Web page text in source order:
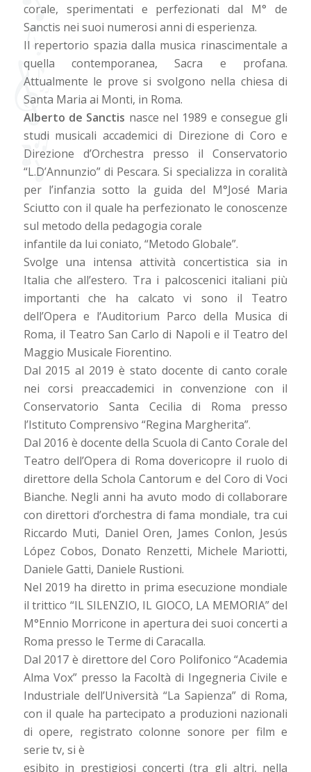
corale, sperimentati e perfezionati dal M° de
Sanctis nei suoi numerosi anni di esperienza.
Il repertorio spazia dalla musica rinascimentale a
quella contemporanea, Sacra e profana.
Attualmente le prove si svolgono nella chiesa di
Santa Maria ai Monti, in Roma.
Alberto de Sanctis nasce nel 1989 e consegue gli
studi musicali accademici di Direzione di Coro e
Direzione d’Orchestra presso il Conservatorio
“L.D’Annunzio” di Pescara. Si specializza in coralità
per l’infanzia sotto la guida del M°José Maria
Sciutto con il quale ha perfezionato le conoscenze
sul metodo della pedagogia corale
infantile da lui coniato, “Metodo Globale”.
Svolge una intensa attività concertistica sia in
Italia che all’estero. Tra i palcoscenici italiani più
importanti che ha calcato vi sono il Teatro
dell’Opera e l’Auditorium Parco della Musica di
Roma, il Teatro San Carlo di Napoli e il Teatro del
Maggio Musicale Fiorentino.
Dal 2015 al 2019 è stato docente di canto corale
nei corsi preaccademici in convenzione con il
Conservatorio Santa Cecilia di Roma presso
l’Istituto Comprensivo “Regina Margherita”.
Dal 2016 è docente della Scuola di Canto Corale del
Teatro dell’Opera di Roma dovericopre il ruolo di
direttore della Schola Cantorum e del Coro di Voci
Bianche. Negli anni ha avuto modo di collaborare
con direttori d’orchestra di fama mondiale, tra cui
Riccardo Muti, Daniel Oren, James Conlon, Jesús
López Cobos, Donato Renzetti, Michele Mariotti,
Daniele Gatti, Daniele Rustioni.
Nel 2019 ha diretto in prima esecuzione mondiale
il trittico “IL SILENZIO, IL GIOCO, LA MEMORIA” del
M°Ennio Morricone in apertura dei suoi concerti a
Roma presso le Terme di Caracalla.
Dal 2017 è direttore del Coro Polifonico “Academia
Alma Vox” presso la Facoltà di Ingegneria Civile e
Industriale dell’Università “La Sapienza” di Roma,
con il quale ha partecipato a produzioni nazionali
di opere, registrato colonne sonore per film e
serie tv, si è
esibito in prestigiosi concerti (tra gli altri, nella